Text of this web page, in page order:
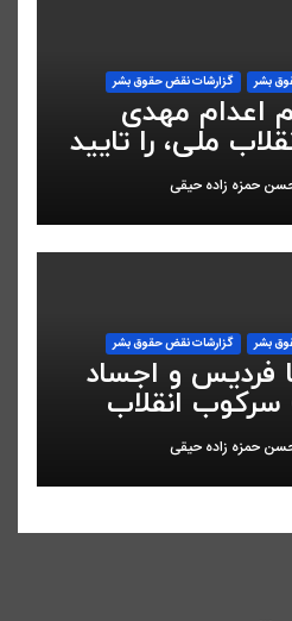
بشر گزارشات نقض حقوق بشر
اعدام مهدی
ملی، را تایید
حمزه زاده حیقی
بشر گزارشات نقض حقوق بشر
فردیس و اجساد
انقلاب
حمزه زاده حیقی